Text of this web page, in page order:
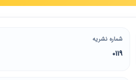
شماره نشریه
0119